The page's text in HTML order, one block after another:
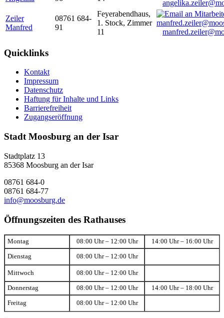
Zeiler
Manfred
08761 684-
91
Feyerabendhaus,
1. Stock, Zimmer
11
Quicklinks
Kontakt
Impressum
Datenschutz
Haftung für Inhalte und Links
Barrierefreiheit
Zugangseröffnung
Stadt Moosburg an der Isar
Stadtplatz 13
85368 Moosburg an der Isar
08761 684-0
08761 684-77
info@moosburg.de
Öffnungszeiten des Rathauses
Montag 08:00 Uhr – 12:00 Uhr 14:00 Uhr – 16:00 Uhr
Dienstag 08:00 Uhr – 12:00 Uhr
Mittwoch 08:00 Uhr – 12:00 Uhr
Donnerstag 08:00 Uhr – 12:00 Uhr 14:00 Uhr – 18:00 Uhr
Freitag 08:00 Uhr – 12:00 Uhr